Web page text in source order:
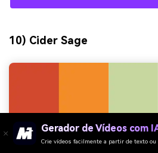
10) Cider Sage
Gerador de Vídeos com
Crie vídeos facilmente a partir de texto ou